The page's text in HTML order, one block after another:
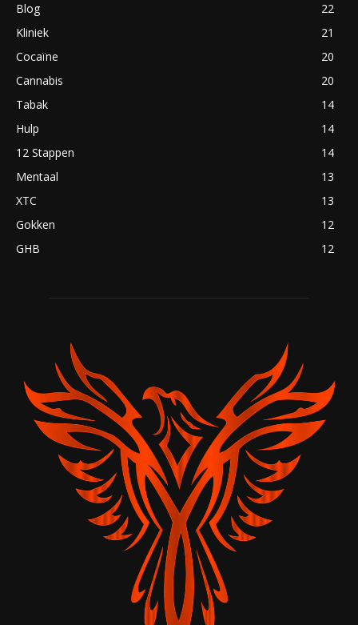
Blog
22
Kliniek
21
Cocaïne
20
Cannabis
20
Tabak
14
Hulp
14
12 Stappen
14
Mentaal
13
XTC
13
Gokken
12
GHB
12